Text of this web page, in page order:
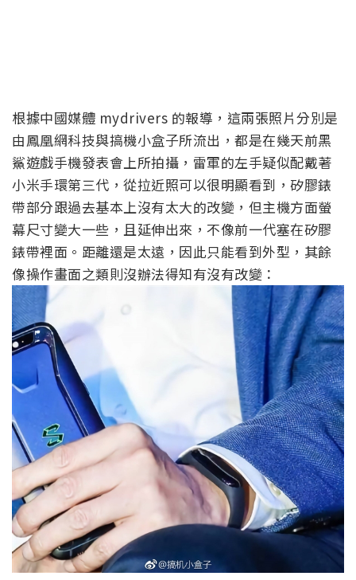
根據中國媒體 mydrivers 的報導，這兩張照片分別是
由鳳凰網科技與搞機小盒子所流出，都是在幾天前黑
鯊遊戲手機發表會上所拍攝，雷軍的左手疑似配戴著
小米手環第三代，從拉近照可以很明顯看到，矽膠錶
帶部分跟過去基本上沒有太大的改變，但主機方面螢
幕尺寸變大一些，且延伸出來，不像前一代塞在矽膠
錶帶裡面。距離還是太遠，因此只能看到外型，其餘
像操作畫面之類則沒辦法得知有沒有改變：